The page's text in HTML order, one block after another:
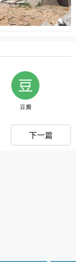
豆瓣
下一篇